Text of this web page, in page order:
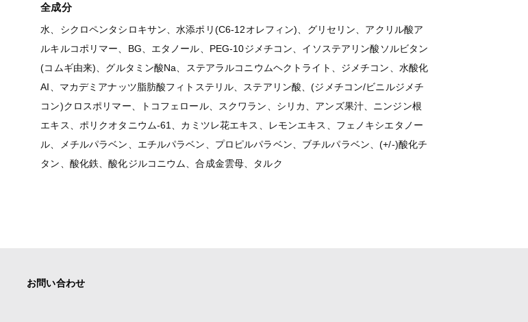
全成分
水、シクロペンタシロキサン、水添ポリ(C6-12オレフィン)、グリセリン、アクリル酸ア
ルキルコポリマー、BG、エタノール、PEG-10ジメチコン、イソステアリン酸ソルビタン
(コムギ由来)、グルタミン酸Na、ステアラルコニウムヘクトライト、ジメチコン、水酸化
AI、マカデミアナッツ脂肪酸フィトステリル、ステアリン酸、(ジメチコン/ビニルジメチ
コン)クロスポリマー、トコフェロール、スクワラン、シリカ、アンズ果汁、ニンジン根
エキス、ポリクオタニウム-61、カミツレ花エキス、レモンエキス、フェノキシエタノー
ル、メチルパラベン、エチルパラベン、プロピルパラベン、ブチルパラベン、(+/-)酸化チ
タン、酸化鉄、酸化ジルコニウム、合成金雲母、タルク
お問い合わせ